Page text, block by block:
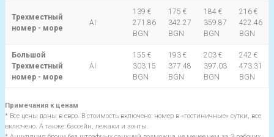
Трехместный
номер - море
AI
139 €
271.86
BGN
175 €
342.27
BGN
184 €
359.87
BGN
216 €
422.46
BGN
Большой
Трехместный
номер - море
AI
155 €
303.15
BGN
193 €
377.48
BGN
203 €
397.03
BGN
242 €
473.31
BGN
Примечания к ценам
* Все цены даны в евро. В стоимость включено: номер в «гостиничные» сутки, все
включено. А также: бассейн, лежаки и зонты.